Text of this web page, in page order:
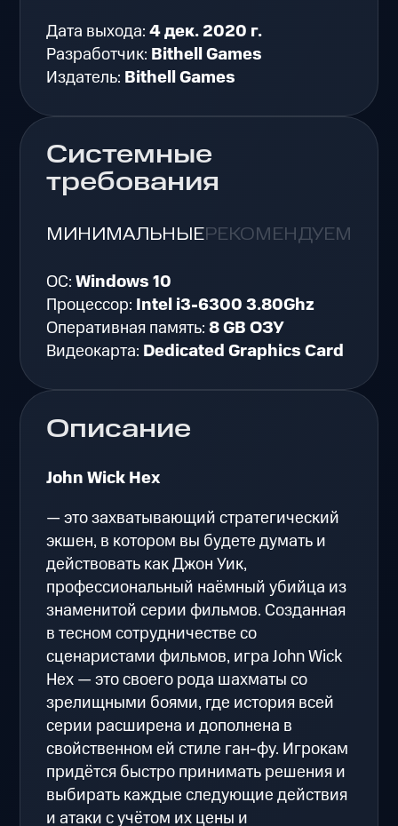
Описание
John Wick Hex
— это захватывающий стратегический
экшен, в котором вы будете думать и
действовать как Джон Уик,
профессиональный наёмный убийца из
знаменитой серии фильмов. Созданная
в тесном сотрудничестве со
сценаристами фильмов, игра John Wick
Hex — это своего рода шахматы со
зрелищными боями, где история всей
серии расширена и дополнена в
свойственном ей стиле ган-фу. Игрокам
придётся быстро принимать решения и
выбирать каждые следующие действия
и атаки с учётом их цены и
Дата выхода:4 дек. 2020 г.
Разработчик: Bithell Games
Издатель: Bithell Games
Системные
требования
МИНИМАЛЬНЫЕРЕКОМЕНДУЕМЫЕ
ОС:Windows 10
Процессор: Intel i3-6300 3.80Ghz
Оперативная память:8 GB ОЗУ
Видеокарта: Dedicated Graphics Card